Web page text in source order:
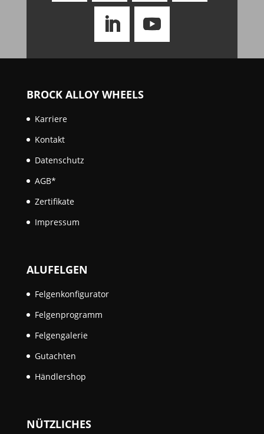
BROCK ALLOY WHEELS
Karriere
Kontakt
Datenschutz
AGB*
Zertifikate
Impressum
ALUFELGEN
Felgenkonfigurator
Felgenprogramm
Felgengalerie
Gutachten
Händlershop
NÜTZLICHES